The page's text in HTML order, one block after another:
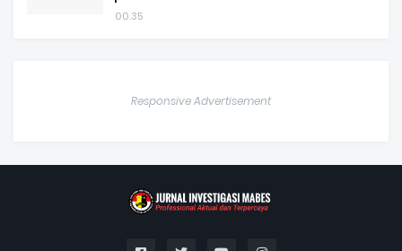
00.35
Responsive Advertisement